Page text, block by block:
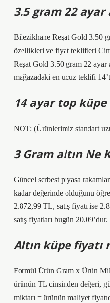
3.5 gram 22 ayar
Bilezikhane Reşat Gold 3.50
özellikleri ve fiyat teklifleri
Reşat Gold 3.50 gram 22 ayar
mağazadaki en ucuz teklifi
14 ayar top küpe
NOT: (Ürünlerimiz standart
3 Gram altın Ne
Güncel serbest piyasa
kadar değerinde olduğunu
2.872,99 TL, satış fiyatı ise
satış fiyatları bugün 20.09’dur.
Altın küpe fiyatı
Formül Ürün Gram x Ürün Mil
ürünün TL cinsinden değeri,
miktarı = ürünün maliyet